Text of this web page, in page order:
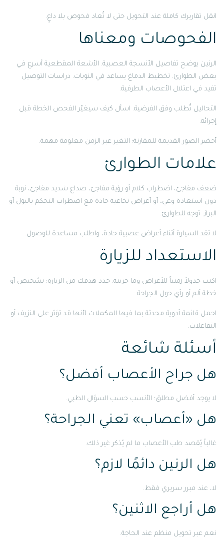
انقل تقاريرك كاملة عند التحويل حتى لا تُعاد فحوص بلا داعٍ.
الفحوصات ومعناها
الرنين يوضح تفاصيل الأنسجة العصبية. الأشعة المقطعية أسرع في
بعض الطوارئ. تخطيط الدماغ يساعد في النوبات. دراسات التوصيل
تفيد في اعتلال الأعصاب الطرفية.
التحاليل تُطلب وفق الفرضية. اسأل كيف سيغيّر الفحص الخطة قبل
إجرائه.
أحضر الصور القديمة للمقارنة؛ التغير عبر الزمن معلومة مهمة.
علامات الطوارئ
ضعف مفاجئ، اضطراب كلام أو رؤية مفاجئ، صداع شديد مفاجئ، نوبة
دون استعادة وعي، أو أعراض نخاعية حادة مع اضطراب التحكم بالبول أو
البراز: توجه للطوارئ.
لا تقد السيارة أثناء أعراض عصبية حادة، واطلب مساعدة للوصول.
الاستعداد للزيارة
اكتب جدولاً زمنياً للأعراض وما جربته. حدد هدفك من الزيارة: تشخيص أو
خطة ألم أو رأي حول الجراحة.
احمل قائمة أدوية محدثة بما فيها المكملات لأنها قد تؤثر على النزيف أو
التفاعلات.
أسئلة شائعة
هل جراح الأعصاب أفضل؟
لا يوجد أفضل مطلق؛ الأنسب حسب السؤال الطبي.
هل «أعصاب» تعني الجراحة؟
غالباً يُقصد طب الأعصاب ما لم يُذكر غير ذلك.
هل الرنين دائمًا لازم؟
لا، عند مبرر سريري فقط.
هل أراجع الاثنين؟
نعم عبر تحويل منظم عند الحاجة.